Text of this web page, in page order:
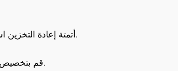
أتمتة إعادة التخزين استنادًا إلى دورة حياة الموظف (التعيين، والنقل، والخروج).
قم بتخصيص تخصيصات موحدة استنادًا إلى الدور أو القسم أو المنطقة.